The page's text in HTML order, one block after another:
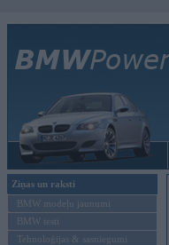
Ziņas un raksti
BMW modeļu jaunumi
BMW testi
Tehnoloģijas & sasniegumi